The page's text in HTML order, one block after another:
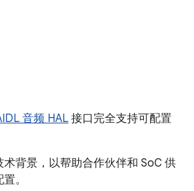
音频 HAL 接口完全支持可配置
背景，以帮助合作伙伴和 SoC 供
。